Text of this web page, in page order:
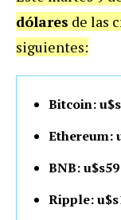
dólares de las
siguientes:
Bitcoin:
Ethereum:
BNB:
Ripple: